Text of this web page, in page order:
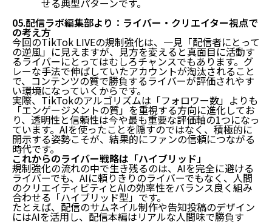
05.配信ラボ編集部より：ライバー・クリエイター視点で
の考え方
今回のTikTok LIVEの規制強化は、一見「配信者にとって
の逆風」に見えますが、見方を変えると真面目に活動す
るライバーにとってはむしろチャンスでもあります。グ
レーな手法で伸ばしていたアカウントが淘汰されること
で、コンテンツの質で勝負するライバーが評価されやす
い環境になっていくからです。
実際、TikTokのアルゴリズムは「フォロワー数」よりも
「エンゲージメントの質」を重視する方向に進化してお
り、透明性と信頼性は今や最も重要な評価軸の1つになっ
ています。AIを使ったことを隠すのではなく、積極的に
開示する姿勢こそが、結果的にファンの信頼につながる
時代です。
これからのライバー戦略は「ハイブリッド」
規制強化の流れの中で生き残るのは、AIを完全に避ける
ライバーでも、AIに頼りきりのライバーでもなく、人間
のクリエイティビティとAIの効率性をバランス良く組み
合わせる「ハイブリッド型」です。
たとえば、配信のサムネイル制作や告知投稿のデザイン
にはAIを活用し、配信本編はリアルな人間味で勝負す